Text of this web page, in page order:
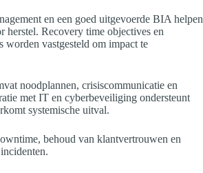
en een goed uitgevoerde BIA helpen
herstel. Recovery time objectives en
worden vastgesteld om impact te
noodplannen, crisiscommunicatie en
met IT en cyberbeveiliging ondersteunt
systemische uitval.
behoud van klantvertrouwen en